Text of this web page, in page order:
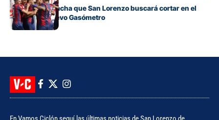
La incómoda racha que San Lorenzo buscará cortar en el
clásico del Nuevo Gasómetro